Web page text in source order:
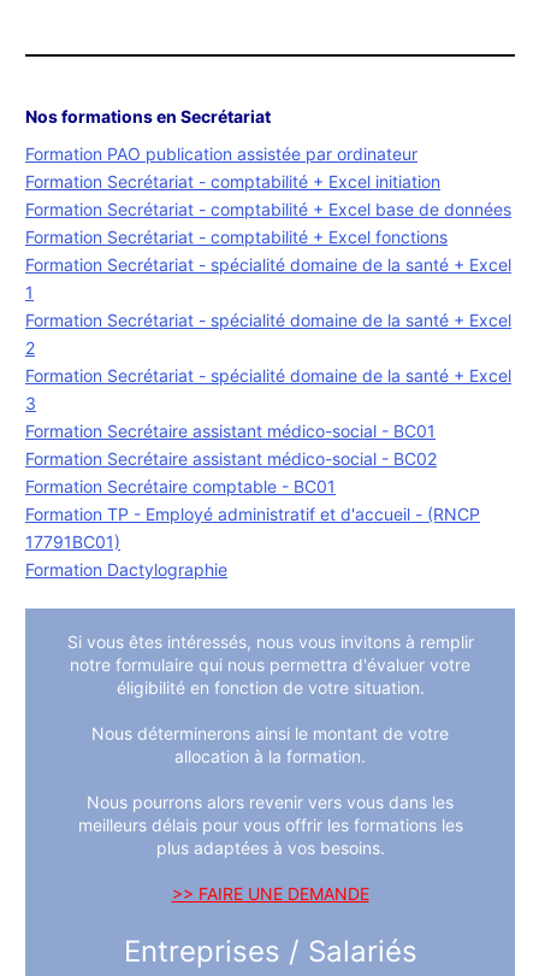
Nos formations en Secrétariat
Formation PAO publication assistée par ordinateur
Formation Secrétariat - comptabilité + Excel initiation
Formation Secrétariat - comptabilité + Excel base de données
Formation Secrétariat - comptabilité + Excel fonctions
Formation Secrétariat - spécialité domaine de la santé + Excel
1
Formation Secrétariat - spécialité domaine de la santé + Excel
2
Formation Secrétariat - spécialité domaine de la santé + Excel
3
Formation Secrétaire assistant médico-social - BC01
Formation Secrétaire assistant médico-social - BC02
Formation Secrétaire comptable - BC01
Formation TP - Employé administratif et d'accueil - (RNCP
17791BC01)
Formation Dactylographie
Si vous êtes intéressés, nous vous invitons à remplir
notre formulaire qui nous permettra d'évaluer votre
éligibilité en fonction de votre situation.
Nous déterminerons ainsi le montant de votre
allocation à la formation.
Nous pourrons alors revenir vers vous dans les
meilleurs délais pour vous offrir les formations les
plus adaptées à vos besoins.
>> FAIRE UNE DEMANDE
Entreprises / Salariés